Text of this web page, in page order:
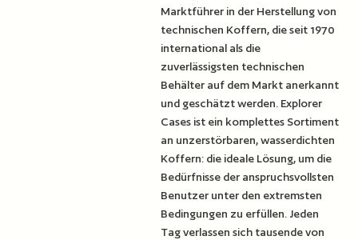
Marktführer in der Herstellung von
technischen Koffern, die seit 1970
international als die
zuverlässigsten technischen
Behälter auf dem Markt anerkannt
und geschätzt werden. Explorer
Cases ist ein komplettes Sortiment
an unzerstörbaren, wasserdichten
Koffern: die ideale Lösung, um die
Bedürfnisse der anspruchsvollsten
Benutzer unter den extremsten
Bedingungen zu erfüllen. Jeden
Tag verlassen sich tausende von